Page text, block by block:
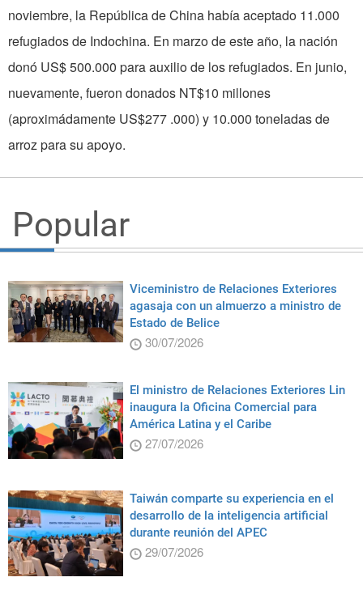
noviembre, la República de China había aceptado 11.000
refugiados de Indochina. En marzo de este año, la nación
donó US$ 500.000 para auxilio de los refugiados. En junio,
nuevamente, fueron donados NT$10 millones
(aproximádamente US$277 .000) y 10.000 toneladas de
arroz para su apoyo.
Popular
Viceministro de Relaciones Exteriores
agasaja con un almuerzo a ministro de
Estado de Belice
30/07/2026
El ministro de Relaciones Exteriores Lin
inaugura la Oficina Comercial para
América Latina y el Caribe
27/07/2026
Taiwán comparte su experiencia en el
desarrollo de la inteligencia artificial
durante reunión del APEC
29/07/2026